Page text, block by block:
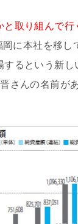
取り組んで行
に本社を移し
るという新
さんの名前が